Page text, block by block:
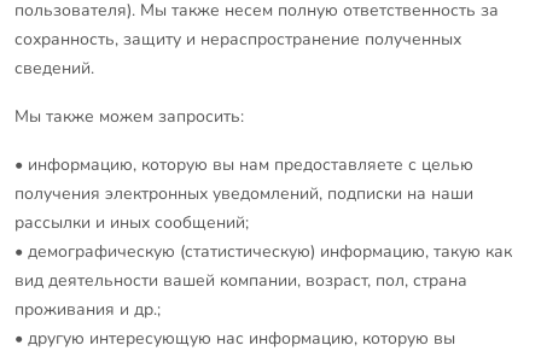
пользователя). Мы также несем полную ответственность за
сохранность, защиту и нераспространение полученных
сведений.
Мы также можем запросить:
• информацию, которую вы нам предоставляете с целью
получения электронных уведомлений, подписки на наши
рассылки и иных сообщений;
• демографическую (статистическую) информацию, такую как
вид деятельности вашей компании, возраст, пол, страна
проживания и др.;
• другую интересующую нас информацию, которую вы